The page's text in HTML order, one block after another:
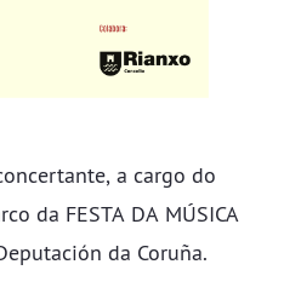
a cargo do
da FESTA DA MÚSICA
da Coruña.